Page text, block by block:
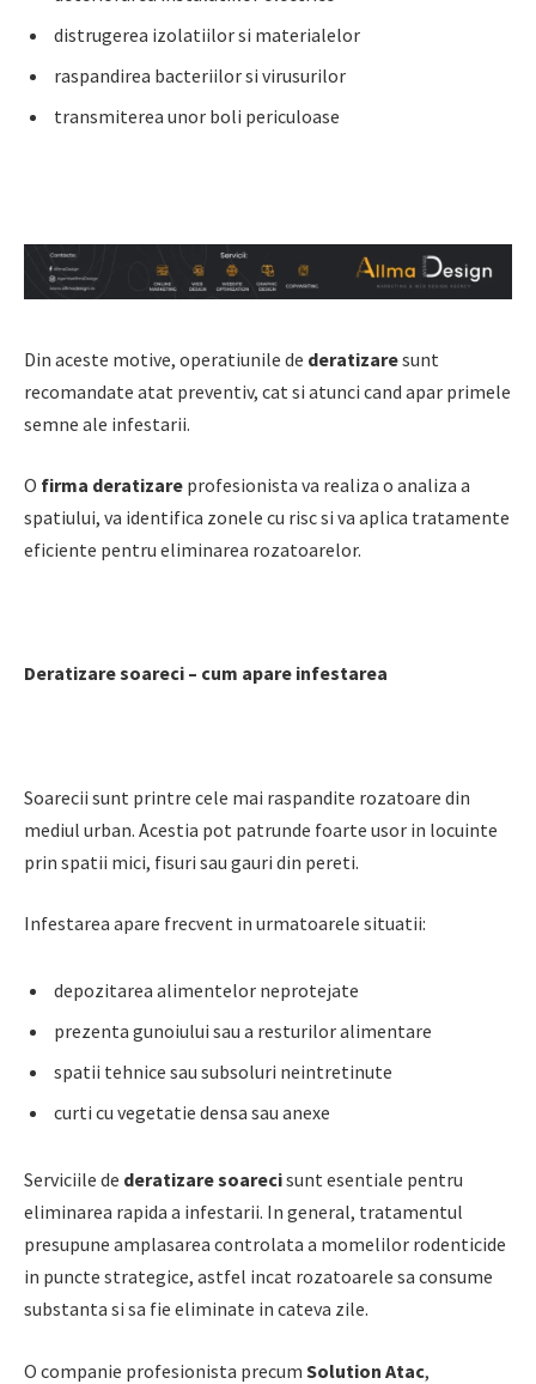
distrugerea izolatiilor si materialelor
raspandirea bacteriilor si virusurilor
transmiterea unor boli periculoase
Din aceste motive, operatiunile de deratizaresunt
recomandate atat preventiv, cat si atunci cand apar primele
semne ale infestarii.
O firma deratizare profesionista va realiza o analiza a
spatiului, va identifica zonele cu risc si va aplica tratamente
eficiente pentru eliminarea rozatoarelor.
Deratizare soareci – cum apare infestarea
Soarecii sunt printre cele mai raspandite rozatoare din
mediul urban. Acestia pot patrunde foarte usor in locuinte
prin spatii mici, fisuri sau gauri din pereti.
Infestarea apare frecvent in urmatoarele situatii:
depozitarea alimentelor neprotejate
prezenta gunoiului sau a resturilor alimentare
spatii tehnice sau subsoluri neintretinute
curti cu vegetatie densa sau anexe
Serviciile de deratizare soarecisunt esentiale pentru
eliminarea rapida a infestarii. In general, tratamentul
presupune amplasarea controlata a momelilor rodenticide
in puncte strategice, astfel incat rozatoarele sa consume
substanta si sa fie eliminate in cateva zile.
O companie profesionista precum Solution Atac,